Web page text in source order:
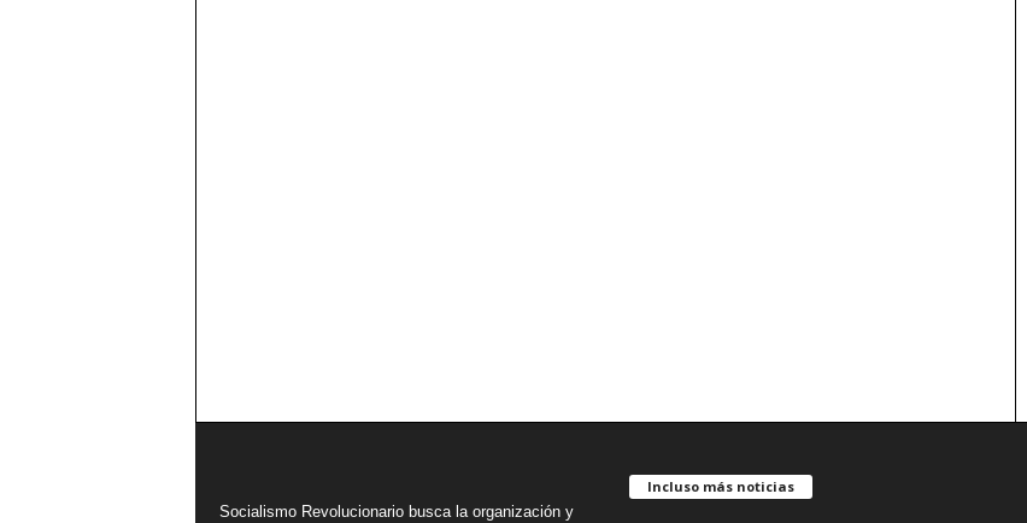
Socialismo Revolucionario busca la organización y
Incluso más noticias